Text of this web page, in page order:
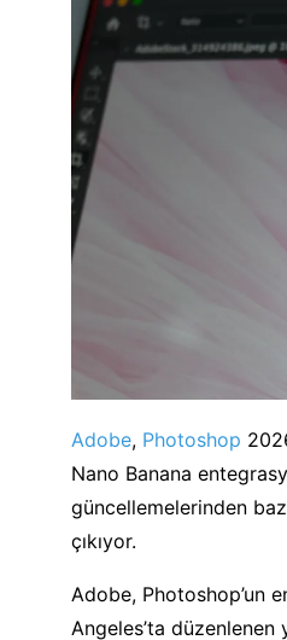
Adobe, Photoshop
Nano Banana
güncellemelerinden
çıkıyor.
Adobe, Photoshop’un
Angeles’ta düzenlenen